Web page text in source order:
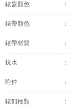
錶盤顏色 ：
錶帶顏色 ：
錶帶材質 ：
抗水 ：
附件 ：
錶釦種類 ：